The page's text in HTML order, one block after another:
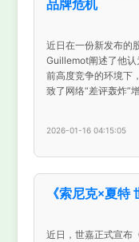
品牌危机
近日在一份新发布的
Guillemot阐述了他认
前高度竞争的环境下
致了网络“差评轰炸”
2026-01-16 04:15:05
《索尼克×夏
近日，世嘉正式宣布